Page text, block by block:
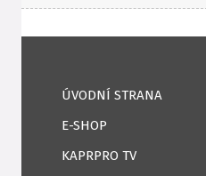
ÚVODNÍ STRANA
E-SHOP
KAPRPRO TV